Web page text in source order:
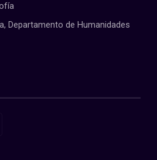
Departamento de Humanidades